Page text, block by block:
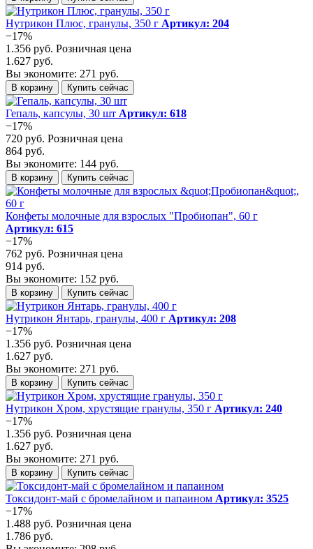
Нутрикон Плюс, гранулы, 350 г Артикул: 204
−17%
1.356 руб. Розничная цена
1.627 руб.
Вы экономите: 271 руб.
В корзину Купить сейчас
Гепаль, капсулы, 30 шт Артикул: 618
−17%
720 руб. Розничная цена
864 руб.
Вы экономите: 144 руб.
В корзину Купить сейчас
Конфеты молочные для взрослых "Пробиопан", 60 г
Артикул: 615
−17%
762 руб. Розничная цена
914 руб.
Вы экономите: 152 руб.
В корзину Купить сейчас
Нутрикон Янтарь, гранулы, 400 г Артикул: 208
−17%
1.356 руб. Розничная цена
1.627 руб.
Вы экономите: 271 руб.
В корзину Купить сейчас
Нутрикон Хром, хрустящие гранулы, 350 г Артикул: 240
−17%
1.356 руб. Розничная цена
1.627 руб.
Вы экономите: 271 руб.
В корзину Купить сейчас
Токсидонт-май с бромелайном и папаином Артикул: 3525
−17%
1.488 руб. Розничная цена
1.786 руб.